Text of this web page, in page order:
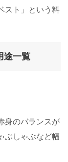
スト」という料
途一覧
身のバランスが
ぶしゃぶなど幅